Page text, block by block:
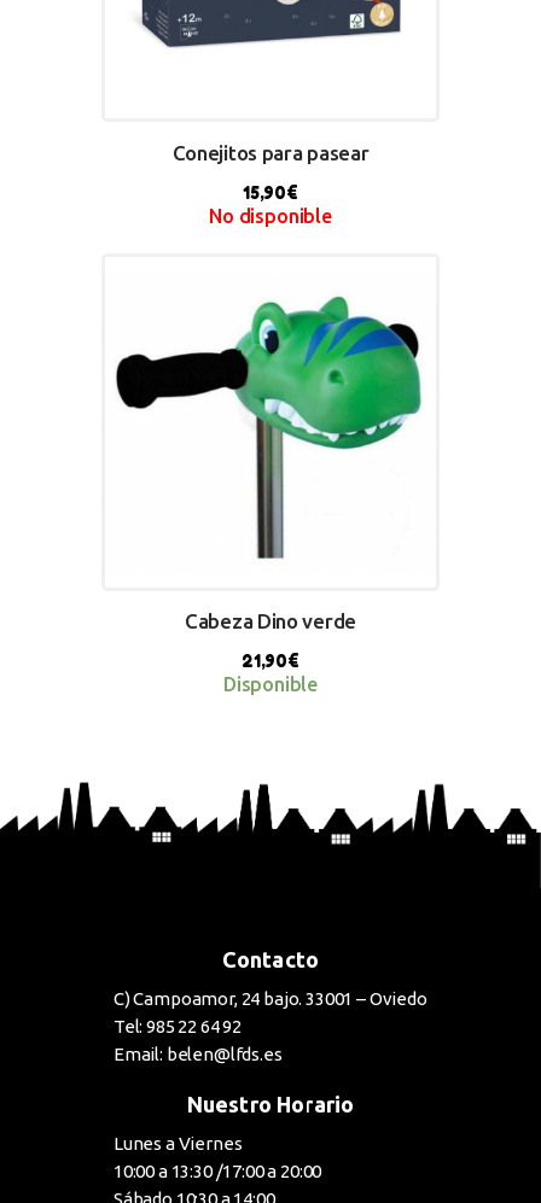
Conejitos para pasear
15,90€
No disponible
Cabeza Dino verde
21,90€
Disponible
Contacto
C) Campoamor, 24 bajo. 33001 – Oviedo
Tel: 985 22 64 92
Email: belen@lfds.es
Nuestro Horario
Lunes a Viernes
10:00 a 13:30 /17:00 a 20:00
Sábado 10:30 a 14:00